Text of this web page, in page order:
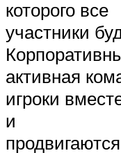
которого все
участники
активная
игроки
и